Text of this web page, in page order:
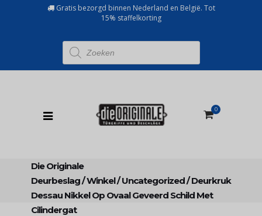
Gratis bezorgd binnen Nederland en België. Tot
15% staffelkorting
Producten
zoeken
0
Die Originale
Deurbeslag/Winkel/Uncategorized/Deurkruk
Dessau Nikkel Op Ovaal Geveerd Schild Met
Cilindergat